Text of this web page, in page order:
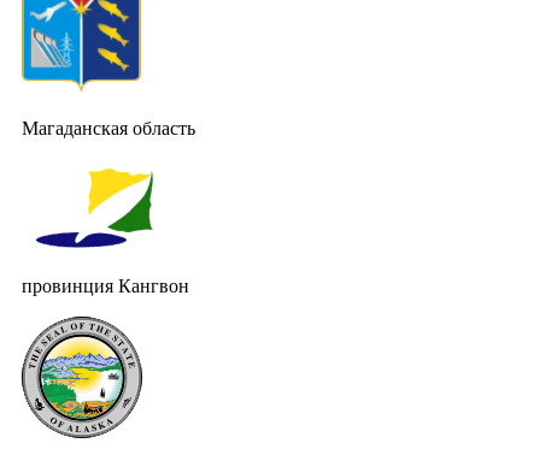
Магаданская область
провинция Кангвон